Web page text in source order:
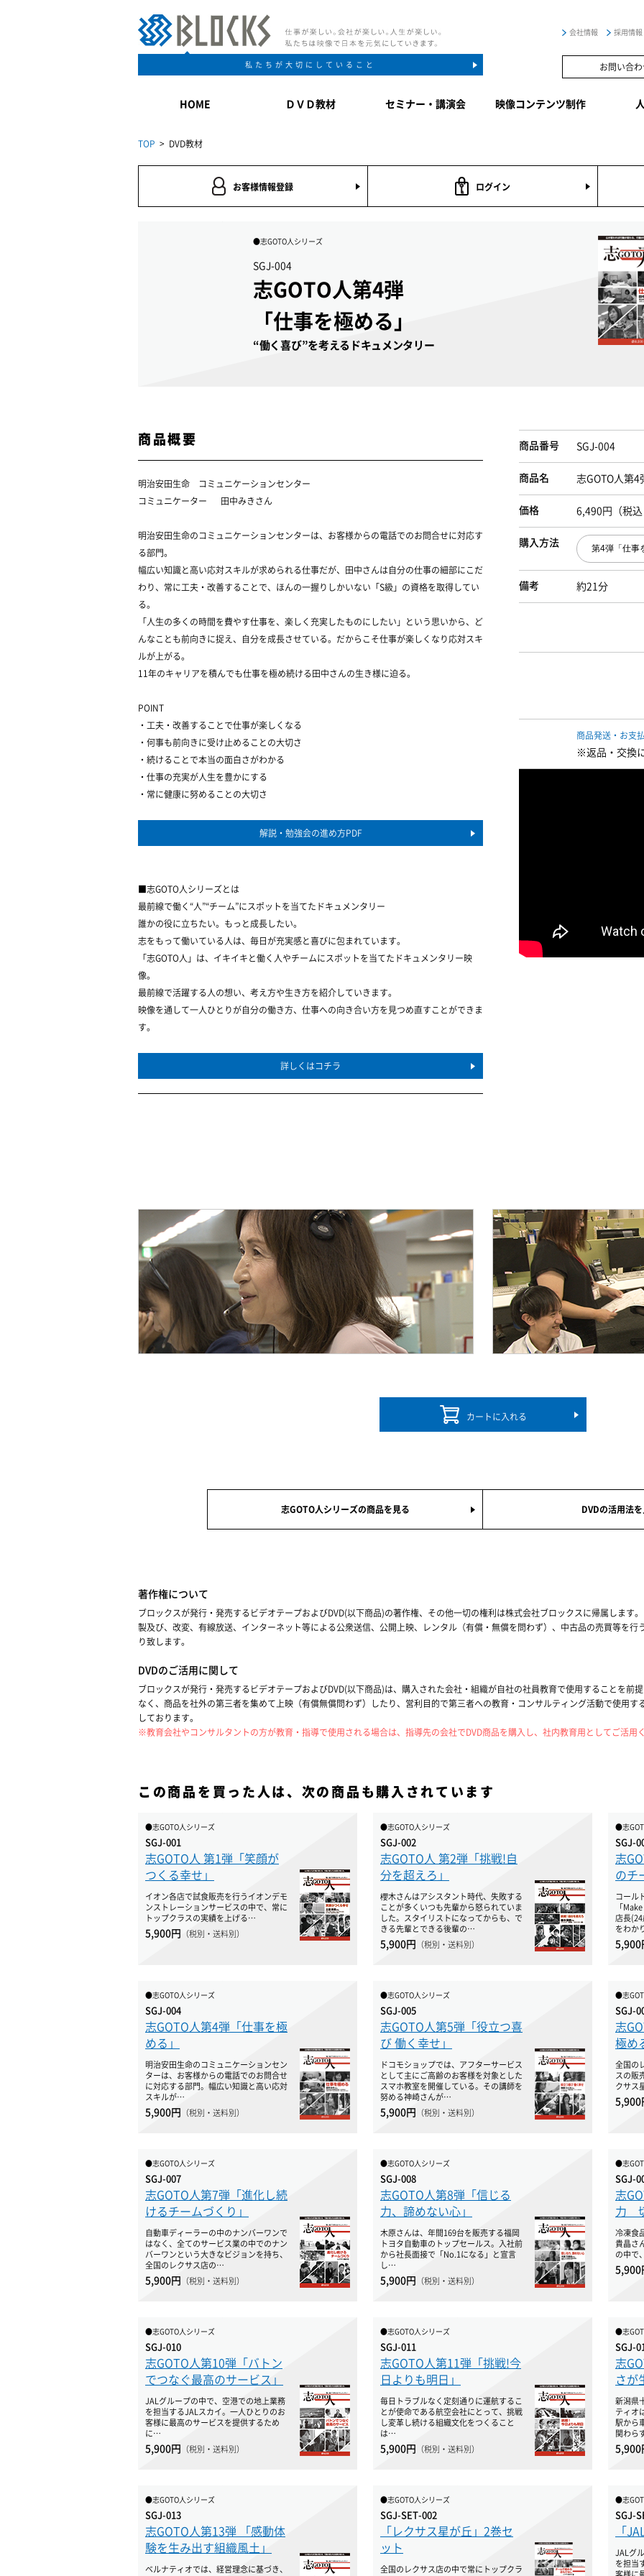
私たちが大切にしていること
会社情報 採用情報
お問い合わ
HOME ＤＶＤ教材 セミナー・講演会 映像コンテンツ制作
TOP > DVD教材
お客様情報登録 ログイン
●志GOTO人シリーズ
SGJ-004
志GOTO人第4弾
「仕事を極める」
“働く喜び”を考えるドキュメンタリー
商品概要
明治安田生命 コミュニケーションセンター
コミュニケーター 田中みきさん
明治安田生命のコミュニケーションセンターは、お客様からの電話でのお問合せに対応す
る部門。
幅広い知識と高い応対スキルが求められる仕事だが、田中さんは自分の仕事の細部にこだ
わり、常に工夫・改善することで、ほんの一握りしかいない「S級」の資格を取得してい
る。
「人生の多くの時間を費やす仕事を、楽しく充実したものにしたい」という思いから、ど
んなことも前向きに捉え、自分を成長させている。だからこそ仕事が楽しくなり応対スキ
ルが上がる。
11年のキャリアを積んでも仕事を極め続ける田中さんの生き様に迫る。
POINT
・工夫・改善することで仕事が楽しくなる
・何事も前向きに受け止めることの大切さ
・続けることで本当の面白さがわかる
・仕事の充実が人生を豊かにする
・常に健康に努めることの大切さ
解説・勉強会の進め方PDF
■志GOTO人シリーズとは
最前線で働く“人”“チーム”にスポットを当てたドキュメンタリー
誰かの役に立ちたい。もっと成長したい。
志をもって働いている人は、毎日が充実感と喜びに包まれています。
「志GOTO人」は、イキイキと働く人やチームにスポットを当てたドキュメンタリー映
像。
最前線で活躍する人の想い、考え方や生き方を紹介していきます。
映像を通して一人ひとりが自分の働き方、仕事への向き合い方を見つめ直すことができま
す。
詳しくはコチラ
商品番号 SGJ-004
商品名 志GOTO人第4
価格 6,490円（税
購入方法
備考 約21分
商品発送・お支
※返品・交換
カートに入れる
志GOTO人シリーズの商品を見る DVDの活用法
著作権について
ブロックスが発行・発売するビデオテープおよびDVD(以下商品)の著作権、その他一切の権利は株式会社ブロックスに帰属します
製及び、改変、有線放送、インターネット等による公衆送信、公開上映、レンタル（有償・無償を問わず）、中古品の売買等を行
り致します。
DVDのご活用に関して
ブロックスが発行・発売するビデオテープおよびDVD(以下商品)は、購入された会社・組織が自社の社員教育で使用することを前
なく、商品を社外の第三者を集めて上映（有償無償問わず）したり、営利目的で第三者への教育・コンサルティング活動で使用
しております。
※教育会社やコンサルタントの方が教育・指導で使用される場合は、指導先の会社でDVD商品を購入し、社内教育用としてご活用
この商品を買った人は、次の商品も購入されています
●志GOTO人シリーズ
SGJ-001
志GOTO人 第1弾「笑顔が
つくる幸せ」
イオン各店で試食販売を行うイオンデモ
ンストレーションサービスの中で、常に
トップクラスの実績を上げる…
5,900円 （税別・送料別）
●志GOTO人シリーズ
SGJ-002
志GOTO人 第2弾「挑戦!自
分を超えろ」
櫻木さんはアシスタント時代、失敗する
ことが多くいつも先輩から怒られていま
した。スタイリストになってからも、で
きる先輩とできる後輩の…
5,900円 （税別・送料別）
●志
SGJ-
志
のチ
コール
「
店長
をわか
5,900
●志GOTO人シリーズ
SGJ-004
志GOTO人第4弾「仕事を極
める」
明治安田生命のコミュニケーションセン
ターは、お客様からの電話でのお問合せ
に対応する部門。幅広い知識と高い応対
スキルが…
5,900円 （税別・送料別）
●志GOTO人シリーズ
SGJ-005
志GOTO人第5弾「役立つ喜
び 働く幸せ」
ドコモショップでは、アフターサービス
として主にご高齢のお客様を対象とした
スマホ教室を開催している。その講師を
努める神崎さんが…
5,900円 （税別・送料別）
●志
SGJ-
志
極め
全国の
スの販
クサス
5,900
●志GOTO人シリーズ
SGJ-007
志GOTO人第7弾「進化し続
けるチームづくり」
自動車ディーラーの中のナンバーワンで
はなく、全てのサービス業の中でのナン
バーワンという大きなビジョンを持ち、
全国のレクサス店の…
5,900円 （税別・送料別）
●志GOTO人シリーズ
SGJ-008
志GOTO人第8弾「信じる
力、諦めない心」
木原さんは、年間169台を販売する福岡
トヨタ自動車のトップセールス。入社前
から社長面接で「No.1になる」と宣言
し…
5,900円 （税別・送料別）
●志
SGJ-
志
力
冷凍食
貴晶さ
の中で
5,900
●志GOTO人シリーズ
SGJ-010
志GOTO人第10弾「バトン
でつなぐ最高のサービス」
JALグループの中で、空港での地上業務
を担当するJALスカイ。一人ひとりのお
客様に最高のサービスを提供するため
に…
5,900円 （税別・送料別）
●志GOTO人シリーズ
SGJ-011
志GOTO人第11弾「挑戦!今
日よりも明日」
毎日トラブルなく定刻通りに運航するこ
とが使命である航空会社にとって、挑戦
し変革し続ける組織文化をつくること
は…
5,900円 （税別・送料別）
●志
SGJ-
志
さが
新潟県
ティオ
駅から
関わら
5,900
●志GOTO人シリーズ
SGJ-013
志GOTO人第13弾 「感動体
験を生み出す組織風土」
ベルナティオでは、経営理念に基づき、
●志GOTO人シリーズ
SGJ-SET-002
「レクサス星が丘」2巻セ
ット
全国のレクサス店の中で常にトップクラ
●志
SGJ-
「
JALグ
を担当
客様に